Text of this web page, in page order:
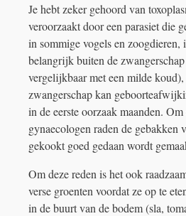
Je hebt zeker gehoord van
veroorzaakt door een parasiet die
in sommige vogels en zoogdieren,
belangrijk buiten de
vergelijkbaar met een milde
zwangerschap kan
in de eerste oorzaak maanden.
gynaecologen raden de gebakken
gekookt goed gedaan wordt
Om deze reden is het ook
verse groenten voordat ze op te
in de buurt van de bodem (sla,